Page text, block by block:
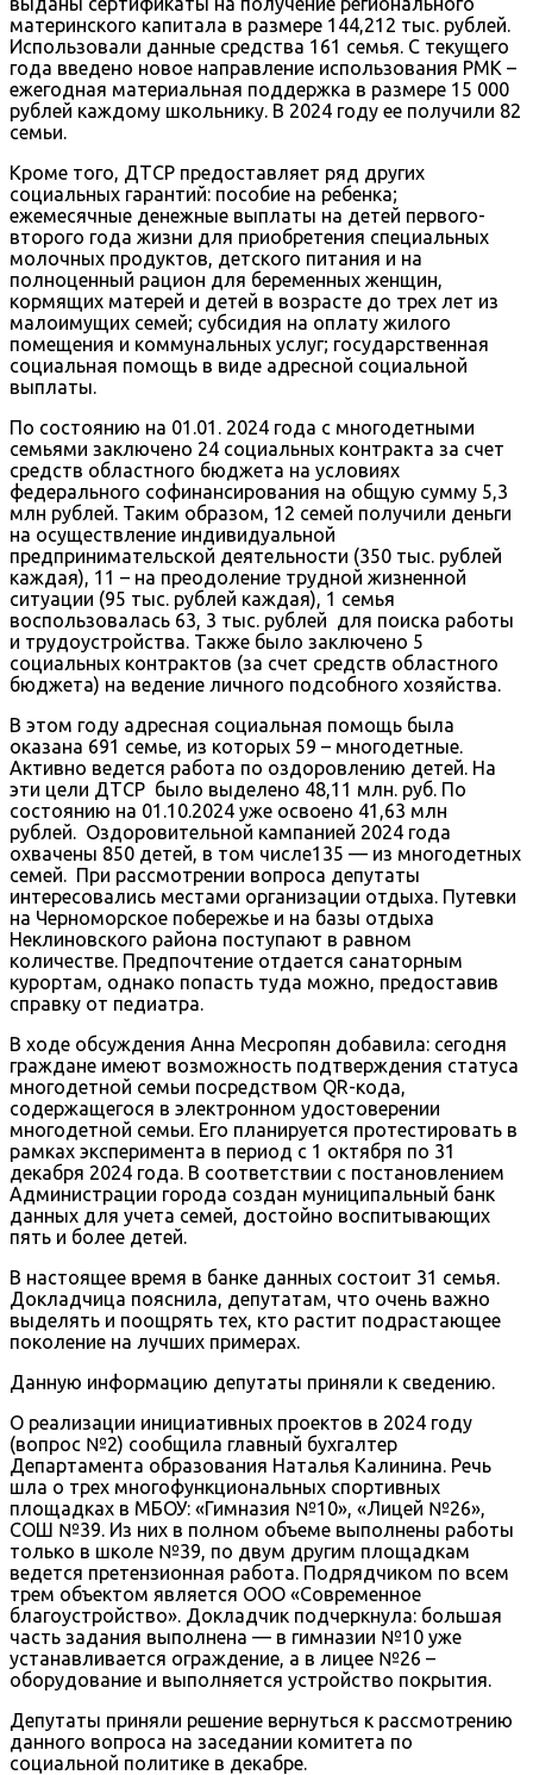
материнского капитала в размере 144,212 тыс. рублей.
Использовали данные средства 161 семья. С текущего
года введено новое направление использования РМК –
ежегодная материальная поддержка в размере 15 000
рублей каждому школьнику. В 2024 году ее получили 82
семьи.
Кроме того, ДТСР предоставляет ряд других
социальных гарантий: пособие на ребенка;
ежемесячные денежные выплаты на детей первого-
второго года жизни для приобретения специальных
молочных продуктов, детского питания и на
полноценный рацион для беременных женщин,
кормящих матерей и детей в возрасте до трех лет из
малоимущих семей; субсидия на оплату жилого
помещения и коммунальных услуг; государственная
социальная помощь в виде адресной социальной
выплаты.
По состоянию на 01.01. 2024 года с многодетными
семьями заключено 24 социальных контракта за счет
средств областного бюджета на условиях
федерального софинансирования на общую сумму 5,3
млн рублей. Таким образом, 12 семей получили деньги
на осуществление индивидуальной
предпринимательской деятельности (350 тыс. рублей
каждая), 11 – на преодоление трудной жизненной
ситуации (95 тыс. рублей каждая), 1 семья
воспользовалась 63, 3 тыс. рублей для поиска работы
и трудоустройства. Также было заключено 5
социальных контрактов (за счет средств областного
бюджета) на ведение личного подсобного хозяйства.
В этом году адресная социальная помощь была
оказана 691 семье, из которых 59 – многодетные.
Активно ведется работа по оздоровлению детей. На
эти цели ДТСР было выделено 48,11 млн. руб. По
состоянию на 01.10.2024 уже освоено 41,63 млн
рублей. Оздоровительной кампанией 2024 года
охвачены 850 детей, в том числе135 — из многодетных
семей. При рассмотрении вопроса депутаты
интересовались местами организации отдыха. Путевки
на Черноморское побережье и на базы отдыха
Неклиновского района поступают в равном
количестве. Предпочтение отдается санаторным
курортам, однако попасть туда можно, предоставив
справку от педиатра.
В ходе обсуждения Анна Месропян добавила: сегодня
граждане имеют возможность подтверждения статуса
многодетной семьи посредством QR-кода,
содержащегося в электронном удостоверении
многодетной семьи. Его планируется протестировать в
рамках эксперимента в период с 1 октября по 31
декабря 2024 года. В соответствии с постановлением
Администрации города создан муниципальный банк
данных для учета семей, достойно воспитывающих
пять и более детей.
В настоящее время в банке данных состоит 31 семья.
Докладчица пояснила, депутатам, что очень важно
выделять и поощрять тех, кто растит подрастающее
поколение на лучших примерах.
Данную информацию депутаты приняли к сведению.
О реализации инициативных проектов в 2024 году
(вопрос №2) сообщила главный бухгалтер
Департамента образования Наталья Калинина. Речь
шла о трех многофункциональных спортивных
площадках в МБОУ: «Гимназия №10», «Лицей №26»,
СОШ №39. Из них в полном объеме выполнены работы
только в школе №39, по двум другим площадкам
ведется претензионная работа. Подрядчиком по всем
трем объектом является ООО «Современное
благоустройство». Докладчик подчеркнула: большая
часть задания выполнена — в гимназии №10 уже
устанавливается ограждение, а в лицее №26 –
оборудование и выполняется устройство покрытия.
Депутаты приняли решение вернуться к рассмотрению
данного вопроса на заседании комитета по
социальной политике в декабре.